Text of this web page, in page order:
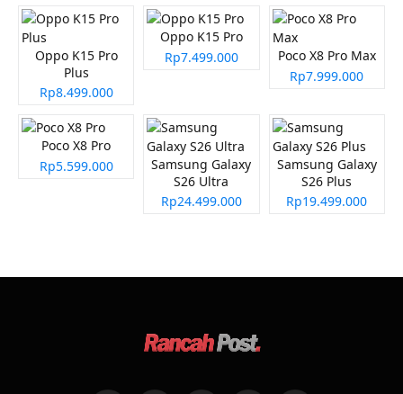
Oppo K15 Pro
Plus
Rp8.499.000
Oppo K15 Pro
Rp7.499.000
Poco X8 Pro Max
Rp7.999.000
Poco X8 Pro
Rp5.599.000
Samsung Galaxy
S26 Ultra
Rp24.499.000
Samsung Galaxy
S26 Plus
Rp19.499.000